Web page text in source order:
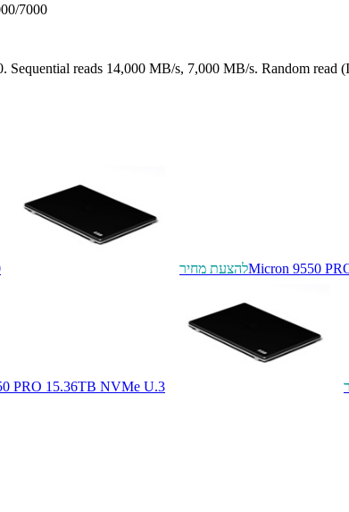
7000
reads 14,000 MB/s, 7,000 MB/s. Random read
Micron 9550להצעת מחיר
PRO 15.36TB NVMe U.3